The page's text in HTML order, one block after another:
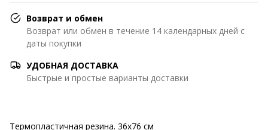
Возврат и обмен
Возврат или обмен в течение 14 календарных дней с
даты покупки
УДОБНАЯ ДОСТАВКА
Быстрые и простые варианты доставки
Термопластичная резина. 36x76 см